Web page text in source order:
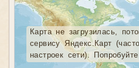
Карта не загрузилась,
сервису Яндекс.Карт
настроек сети).